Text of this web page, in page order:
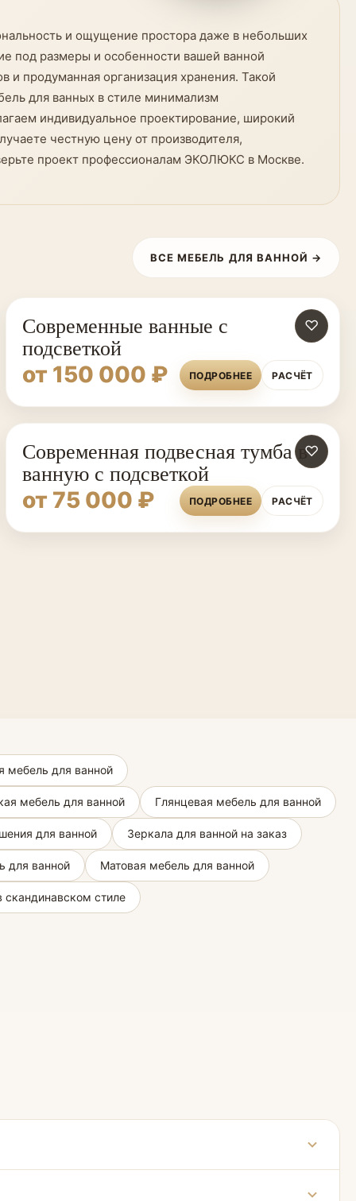
и ощущение простора даже в небольших
под размеры и особенности вашей ванной
продуманная организация хранения. Такой
для ванных в стиле минимализм
индивидуальное проектирование, широкий
честную цену от производителя,
проект профессионалам ЭКОЛЮКС в Москве.
ВСЕ МЕБЕЛЬ ДЛЯ ВАННОЙ →
♡
Современные ванные с
подсветкой
от 150 000 ₽
ПОДРОБНЕЕ РАСЧЁТ
♡
Современная подвесная тумба в
ванную с подсветкой
от 75 000 ₽
ПОДРОБНЕЕ РАСЧЁТ
мебель для ванной
мебель для ванной Глянцевая мебель для ванной
для ванной Зеркала для ванной на заказ
для ванной Матовая мебель для ванной
скандинавском стиле